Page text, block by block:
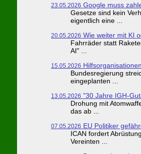
23.05.2026 Google muss
Gesetze sind kein
eigentlich eine ...
20.05.2026 Wie weiter mit KI
Fahrräder statt
AI" ...
15.05.2026
Bundesregierung
eingeplanten ...
13.05.2026 "30 Jahre IGH-
Drohung mit
das ab ...
07.05.2026 EU Politiker
ICAN fordert
Vereinten ...